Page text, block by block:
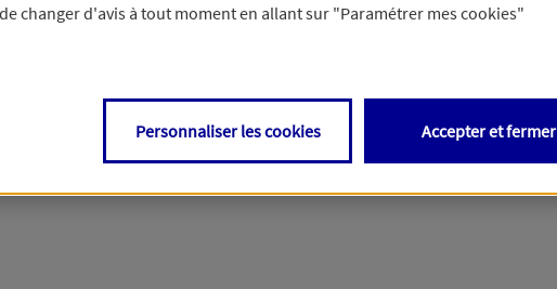
changer d'avis à tout moment en allant sur "Paramétrer mes cookies"
Personnaliser les cookies Accepter et fermer